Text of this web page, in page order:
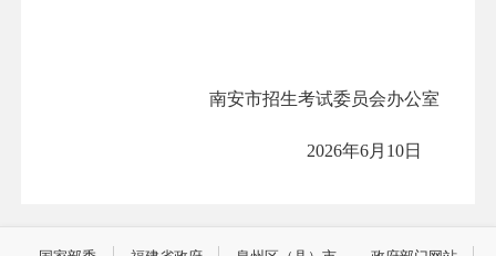
南安市招生考试委员会办公室
2026年6月10日